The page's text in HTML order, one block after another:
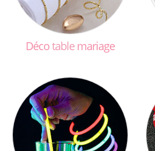
Décotablemariage